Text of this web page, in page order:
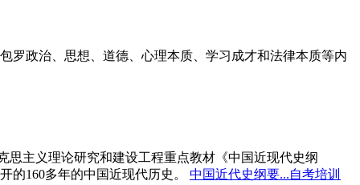
罗政治、思想、道德、心理本质、学习成才和法律本质等内
思主义理论研究和建设工程重点教材《中国近现代史纲
的160多年的中国近现代历史。
中国近代史纲要...自考培训